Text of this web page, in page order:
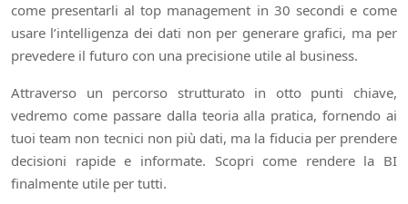
come presentarli al top management in 30 secondi e come
usare l’intelligenza dei dati non per generare grafici, ma per
prevedere il futuro con una precisione utile al business.
Attraverso un percorso strutturato in otto punti chiave,
vedremo come passare dalla teoria alla pratica, fornendo ai
tuoi team non tecnici non più dati, ma la fiducia per prendere
decisioni rapide e informate. Scopri come rendere la BI
finalmente utile per tutti.